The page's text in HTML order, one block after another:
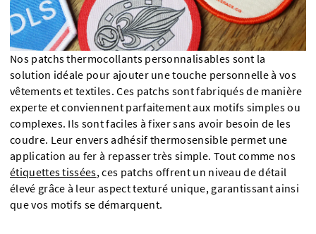
Nos patchs thermocollants personnalisables sont la
solution idéale pour ajouter une touche personnelle à vos
vêtements et textiles. Ces patchs sont fabriqués de manière
experte et conviennent parfaitement aux motifs simples ou
complexes. Ils sont faciles à fixer sans avoir besoin de les
coudre. Leur envers adhésif thermosensible permet une
application au fer à repasser très simple. Tout comme nos
étiquettes tissées, ces patchs offrent un niveau de détail
élevé grâce à leur aspect texturé unique, garantissant ainsi
que vos motifs se démarquent.